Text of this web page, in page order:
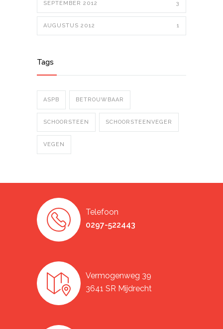
SEPTEMBER 2012 3
AUGUSTUS 2012 1
Tags
ASPB BETROUWBAAR
SCHOORSTEEN SCHOORSTEENVEGER
VEGEN
Telefoon
0297-522443
Vermogenweg 39
3641 SR Mijdrecht